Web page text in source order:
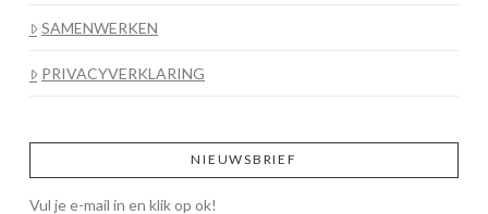
SAMENWERKEN
PRIVACYVERKLARING
NIEUWSBRIEF